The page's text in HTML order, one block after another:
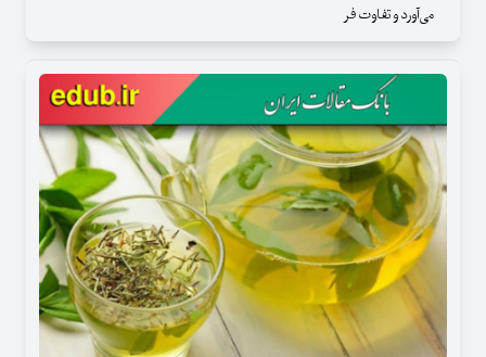
می‌آورد و تفاوت فر